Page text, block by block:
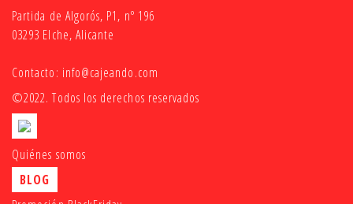
Partida de Algorós, P1, nº 196
03293 Elche, Alicante
Contacto: info@cajeando.com
©2022. Todos los derechos reservados
Quiénes somos
BLOG